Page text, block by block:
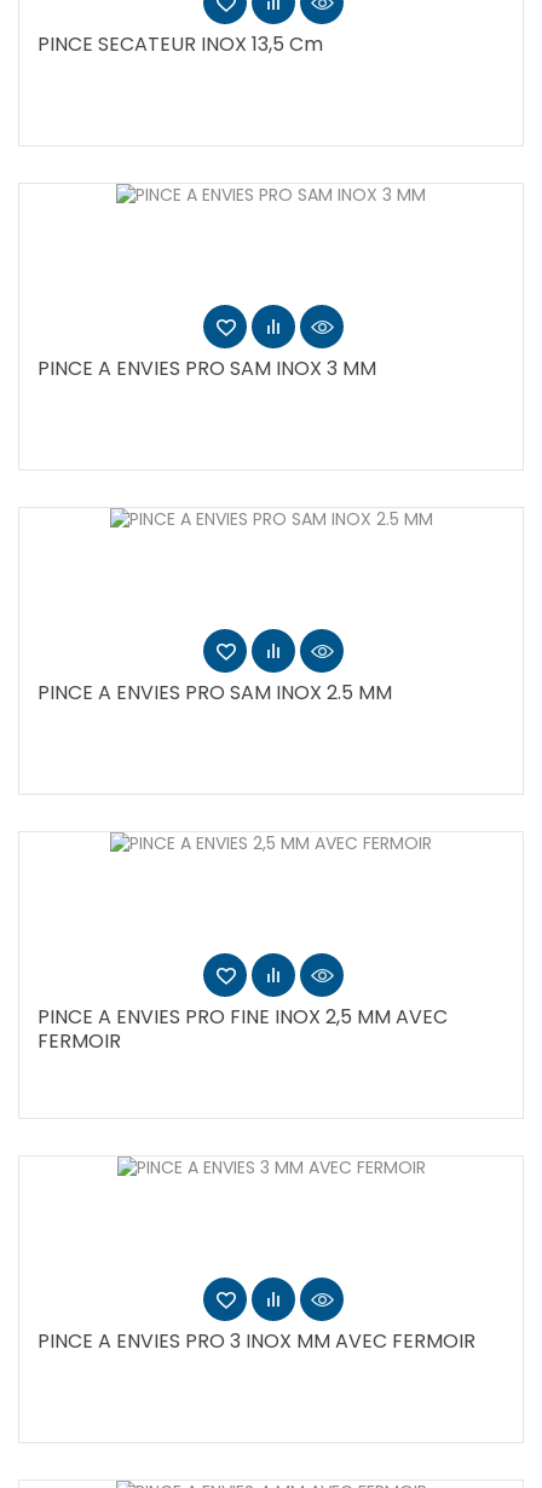
PINCE SECATEUR INOX 13,5 Cm
PINCE A ENVIES PRO SAM INOX 3 MM
PINCE A ENVIES PRO SAM INOX 2.5 MM
PINCE A ENVIES PRO FINE INOX 2,5 MM AVEC
FERMOIR
PINCE A ENVIES PRO 3 INOX MM AVEC FERMOIR